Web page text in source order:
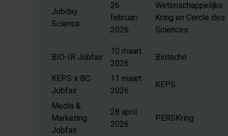
Jobday
Science
26
februari
2026
Wetenschappelijke
Kring en Cercle des
Sciences
BIO-IR Jobfair
10 maart
2026
Biotecho
KEPS x BC
Jobfair
11 maart
2026
KEPS
Media &
Marketing
Jobfair
28 april
2026
PERSKring